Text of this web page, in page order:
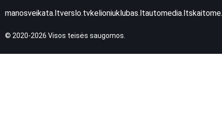
manosveikata.ltverslo.tvkelioniuklubas.ltautomedia.lt
© 2020-2026 Visos teisės saugomos.